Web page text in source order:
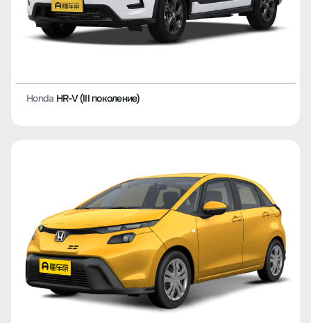
Honda HR-V (III поколение)